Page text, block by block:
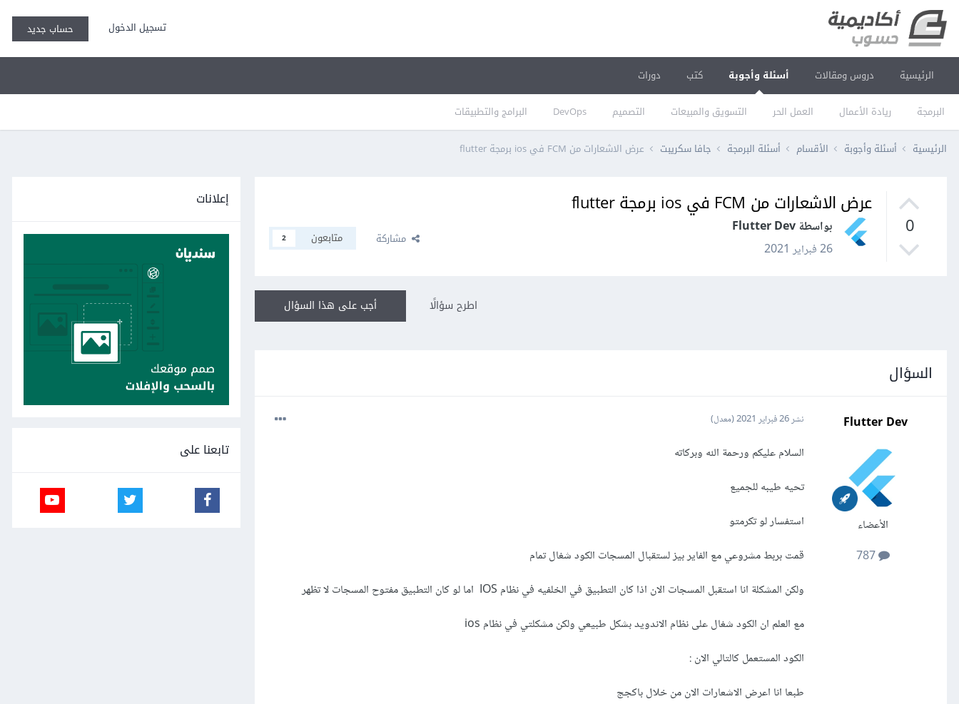
تسجيل الدخول حساب جديد
الرئيسية دروس ومقالات أسئلة وأجوبة
البرمجة ريادة الأعمال العمل الحر التسويق والمبيعات التصميم DevOps البرامج والتطبيقات
كتب دورات
الرئيسية أسئلة وأجوبة الأقسام أسئلة البرمجة جافا سكريبت عرض الاشعارات من FCM في ios برمجة flutter
0
عرض الاشعارات من FCM في ios برمجة flutter
بواسطة Flutter Dev
26 فبراير 2021
مشاركة متابعون 2
أجب على هذا السؤال اطرح سؤالًا
السؤال
Flutter Dev
الأعضاء
787
نشر26 فبراير 2021 (معدل)
السلام عليكم ورحمة الله وبركاته
تحيه طيبه للجميع
استفسار لو تكرمتو
قمت بربط مشروعي مع الفاير بيز لستقبال المسجات الكود شغال تمام
ولكن المشكلة انا استقبل المسجات الان اذا كان التطبيق في الخلفيه في نظام IOS اما لو كان التطبيق مفتوح المسجات لا تظهر
مع العلم ان الكود شغال على نظام الاندويد بشكل طبيعي ولكن مشكلتي في نظام ios
الكود المستعمل كالتالي الان :
طبعا انا اعرض الاشعارات الان من خلال باكجج
إعلانات
تابعنا على